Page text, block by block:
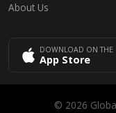
About Us
DOWNLOAD ON THE
App Store
© 2026